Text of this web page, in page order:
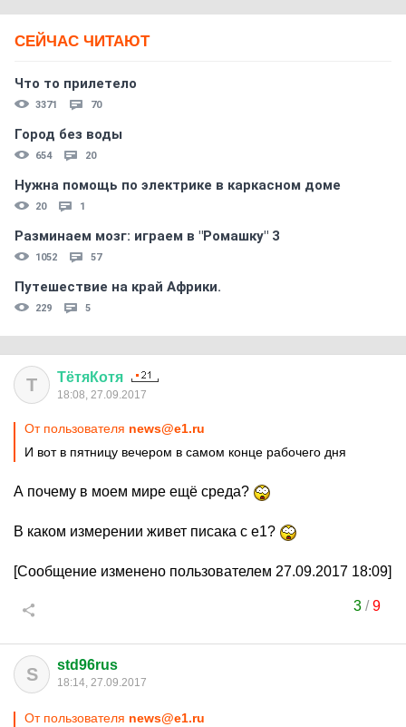
СЕЙЧАС ЧИТАЮТ
Что то прилетело
3371 70
Город без воды
654 20
Нужна помощь по электрике в каркасном доме
20 1
Разминаем мозг: играем в "Ромашку" 3
1052 57
Путешествие на край Африки.
229 5
Т ТётяКотя
18:08, 27.09.2017
От пользователя news@e1.ru
И вот в пятницу вечером в самом конце рабочего дня
А почему в моем мире ещё среда?
В каком измерении живет писака с е1?
[Сообщение изменено пользователем 27.09.2017 18:09]
3/9
S std96rus
18:14, 27.09.2017
От пользователя news@e1.ru